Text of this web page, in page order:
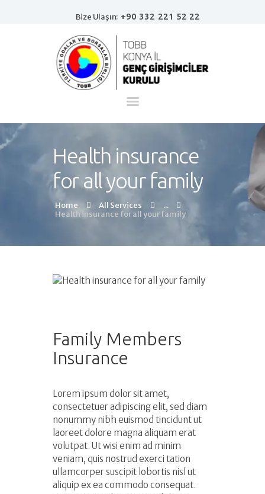
Bize Ulaşın: +90 332 221 52 22
Health insurance
for all your family
Home All Services
...
Health insurance for all your family
Ana Sayfa
Haberler
İletişim
Family Members
Insurance
Lorem ipsum dolor sit amet,
consectetuer adipiscing elit, sed diam
nonummy nibh euismod tincidunt ut
laoreet dolore magna aliquam erat
volutpat. Ut wisi enim ad minim
veniam, quis nostrud exerci tation
ullamcorper suscipit lobortis nisl ut
aliquip ex ea commodo consequat.